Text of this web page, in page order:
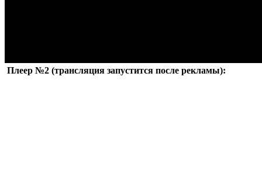
Плеер №2 (трансляция запустится после рекламы):